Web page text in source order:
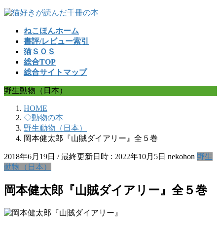
コ
キ
ッ
ナ
に
移
ねこほんホーム
書評/レビュー索引
猫ＳＯＳ
総合TOP
総合サイトマップ
野生動物（日本）
HOME
◇動物の本
野生動物（日本）
岡本健太郎『山賊ダイアリー』全５巻
2018年6月19日 / 最終更新日時 : 2022年10月5日 nekohon 野生
動物（日本）
岡本健太郎『山賊ダイアリー』全５巻